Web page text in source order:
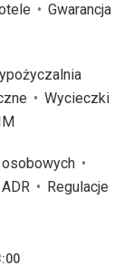
Gwarancja
Wycieczki
osobowych
Regulacje